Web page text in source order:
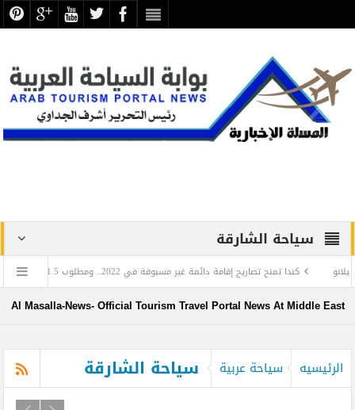
سياحة الشارقة
كندا تمنح تصاريح إقامة دائمة غير مسبوقة في 2022.. ومطلوب 1.5 مليون مهاجر حتى 2025
في اليوم العالمي للغة العربية: تعرف على العالم المصري الذي أدخل اللغة العربية
Al Masalla-News- Official Tourism Travel Portal News At Middle East
الرئيسيه سياحة عربية سياحة الشارقة